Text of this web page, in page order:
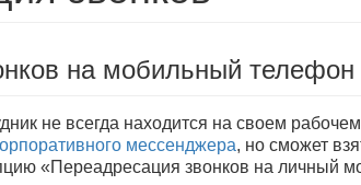
на мобильный телефон
не всегда находится на своем
мессенджера, но сможет
«Переадресация звонков на личный